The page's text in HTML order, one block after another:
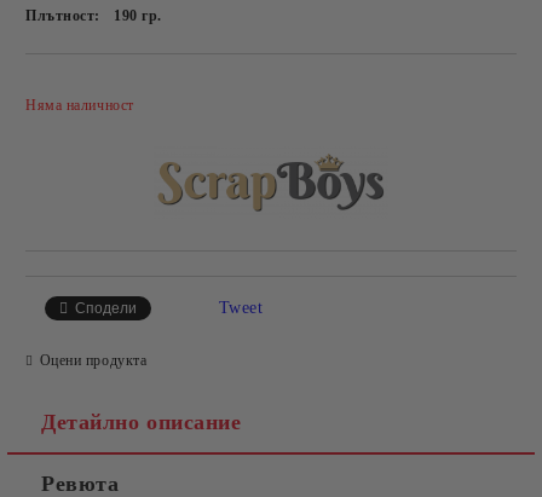
Плътност:
190гр.
Няма наличност
Сподели Tweet
Оцени продукта
Детайлно описание
Ревюта